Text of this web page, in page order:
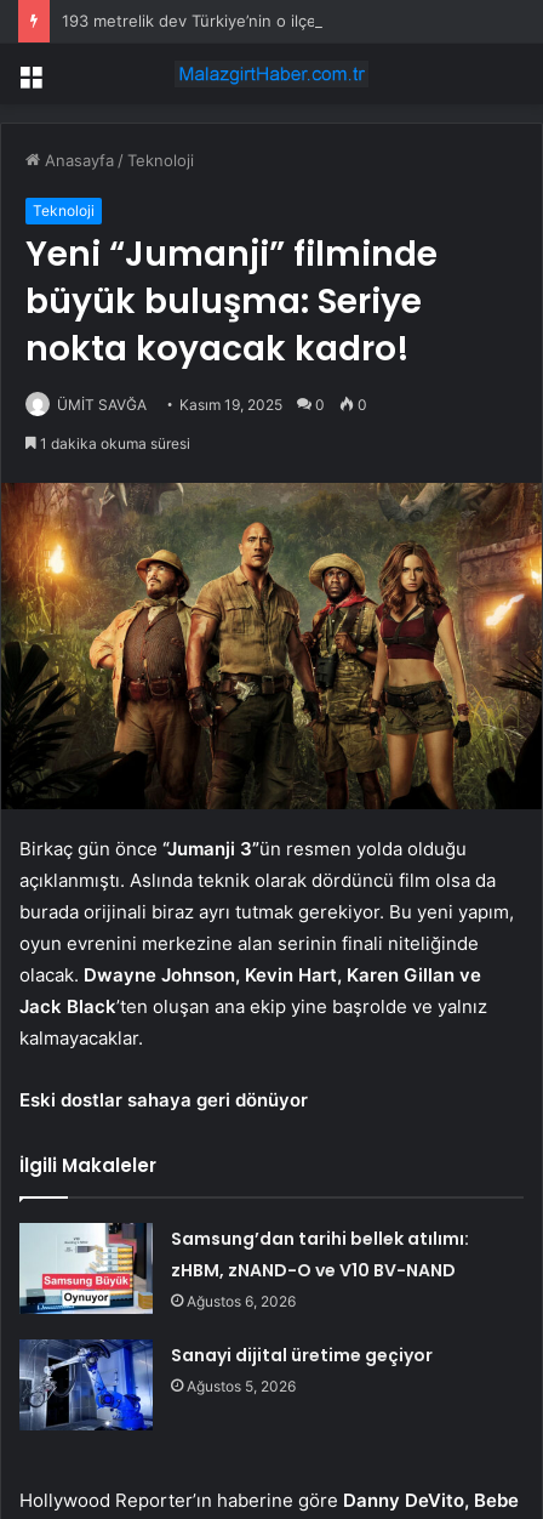
193 metrelik dev Türkiye’nin o ilçesine geldi
Menü
Anasayfa /Teknoloji
Teknoloji
Yeni “Jumanji” filminde
büyük buluşma: Seriye
nokta koyacak kadro!
ÜMİT SAVĞA Kasım 19, 2025 0 0
1 dakika okuma süresi
Birkaç gün önce “Jumanji 3”ün resmen yolda olduğu
açıklanmıştı. Aslında teknik olarak dördüncü film olsa da
burada orijinali biraz ayrı tutmak gerekiyor. Bu yeni yapım,
oyun evrenini merkezine alan serinin finali niteliğinde
olacak. Dwayne Johnson, Kevin Hart, Karen Gillan ve
Jack Black’ten oluşan ana ekip yine başrolde ve yalnız
kalmayacaklar.
Eski dostlar sahaya geri dönüyor
İlgili Makaleler
Samsung’dan tarihi bellek atılımı:
zHBM, zNAND-O ve V10 BV-NAND
Ağustos 6, 2026
Sanayi dijital üretime geçiyor
Ağustos 5, 2026
Hollywood Reporter’ın haberine göre Danny DeVito, Bebe